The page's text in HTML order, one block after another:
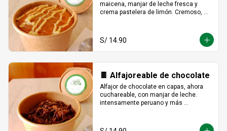
maicena, manjar de leche fresca y
crema pastelera de limón. Cremoso,
S/ 14.90
🍫 Alfajoreable de chocolate
Alfajor de chocolate en capas, ahora
cuchareable, con manjar de leche.
intensamente peruano y más